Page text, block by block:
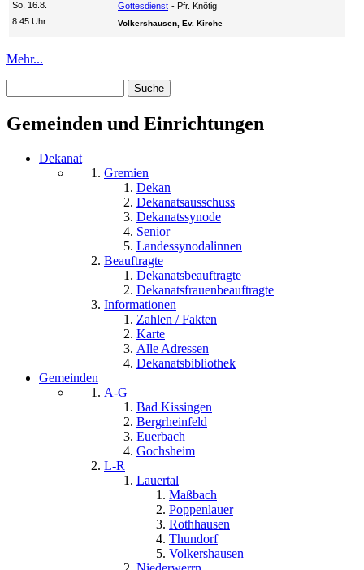
So, 16.8.
8:45 Uhr
Gottesdienst Pfr. Knötig
Volkershausen, Ev. Kirche
Mehr...
Gemeinden und Einrichtungen
Dekanat
Gremien
Dekan
Dekanatsausschuss
Dekanatssynode
Senior
Landessynodalinnen
Beauftragte
Dekanatsbeauftragte
Dekanatsfrauenbeauftragte
Informationen
Zahlen / Fakten
Karte
Alle Adressen
Dekanatsbibliothek
Gemeinden
A-G
Bad Kissingen
Bergrheinfeld
Euerbach
Gochsheim
L-R
Lauertal
Maßbach
Poppenlauer
Rothhausen
Thundorf
Volkershausen